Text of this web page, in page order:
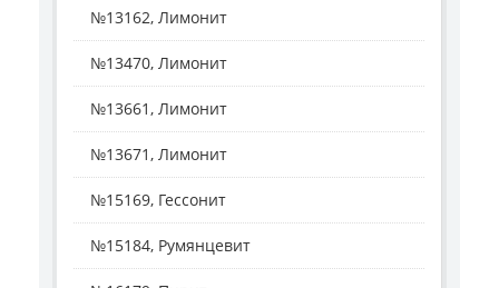
№13162, Лимонит
№13470, Лимонит
№13661, Лимонит
№13671, Лимонит
№15169, Гессонит
№15184, Румянцевит